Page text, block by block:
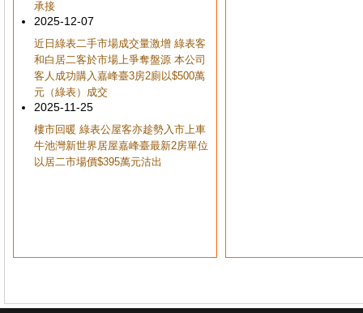
承接
2025-12-07
近日綠表二手市場成交量激增 綠表客
和白居二客於市場上爭奪盤源 本公司
客人成功購入嘉峰臺3房2廁以$500萬
元（綠表）成交
2025-11-25
樓市回暖 綠表公屋客亦趁勢入市上車
牛池灣新世界居屋嘉峰臺最新2房單位
以居二市場價$395萬元沽出